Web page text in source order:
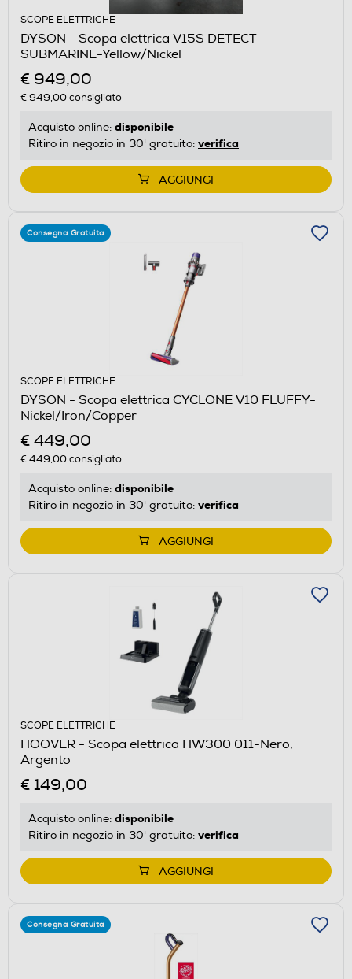
SCOPE ELETTRICHE
DYSON - Scopa elettrica V15S DETECT
SUBMARINE-Yellow/Nickel
€ 949,00
€ 949,00consigliato
Acquisto online: disponibile
Ritiro in negozio in 30' gratuito: verifica
AGGIUNGI
Consegna Gratuita
SCOPE ELETTRICHE
DYSON - Scopa elettrica CYCLONE V10 FLUFFY-
Nickel/Iron/Copper
€ 449,00
€ 449,00consigliato
Acquisto online: disponibile
Ritiro in negozio in 30' gratuito: verifica
AGGIUNGI
SCOPE ELETTRICHE
HOOVER - Scopa elettrica HW300 011-Nero,
Argento
€ 149,00
Acquisto online: disponibile
Ritiro in negozio in 30' gratuito: verifica
AGGIUNGI
Consegna Gratuita